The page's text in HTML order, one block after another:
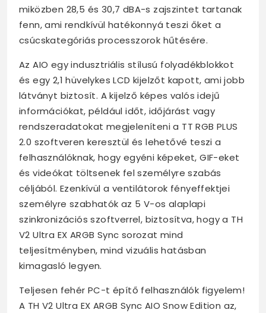
miközben 28,5 és 30,7 dBA-s zajszintet tartanak
fenn, ami rendkívül hatékonnyá teszi őket a
csúcskategóriás processzorok hűtésére.
Az AIO egy indusztriális stílusú folyadékblokkot
és egy 2,1 hüvelykes LCD kijelzőt kapott, ami jobb
látványt biztosít. A kijelző képes valós idejű
információkat, például időt, időjárást vagy
rendszeradatokat megjeleníteni a TT RGB PLUS
2.0 szoftveren keresztül és lehetővé teszi a
felhasználóknak, hogy egyéni képeket, GIF-eket
és videókat töltsenek fel személyre szabás
céljából. Ezenkívül a ventilátorok fényeffektjei
személyre szabhatók az 5 V-os alaplapi
szinkronizációs szoftverrel, biztosítva, hogy a TH
V2 Ultra EX ARGB Sync sorozat mind
teljesítményben, mind vizuális hatásban
kimagasló legyen.
Teljesen fehér PC-t építő felhasználók figyelem!
A TH V2 Ultra EX ARGB Sync AIO Snow Edition az,